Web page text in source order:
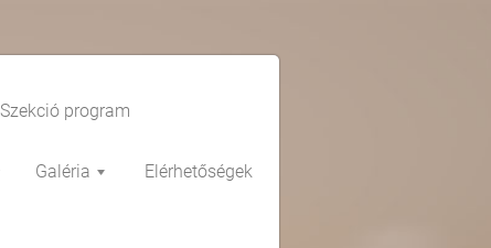
Szekció program
Galéria Elérhetőségek